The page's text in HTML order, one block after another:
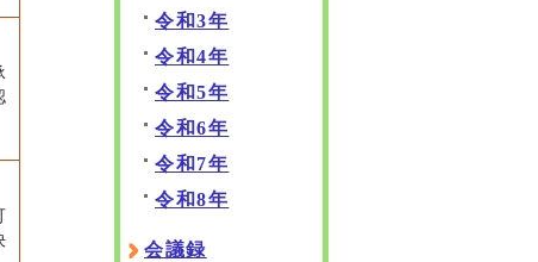
令和3年
令和4年
令和5年
令和6年
令和7年
令和8年
会議録